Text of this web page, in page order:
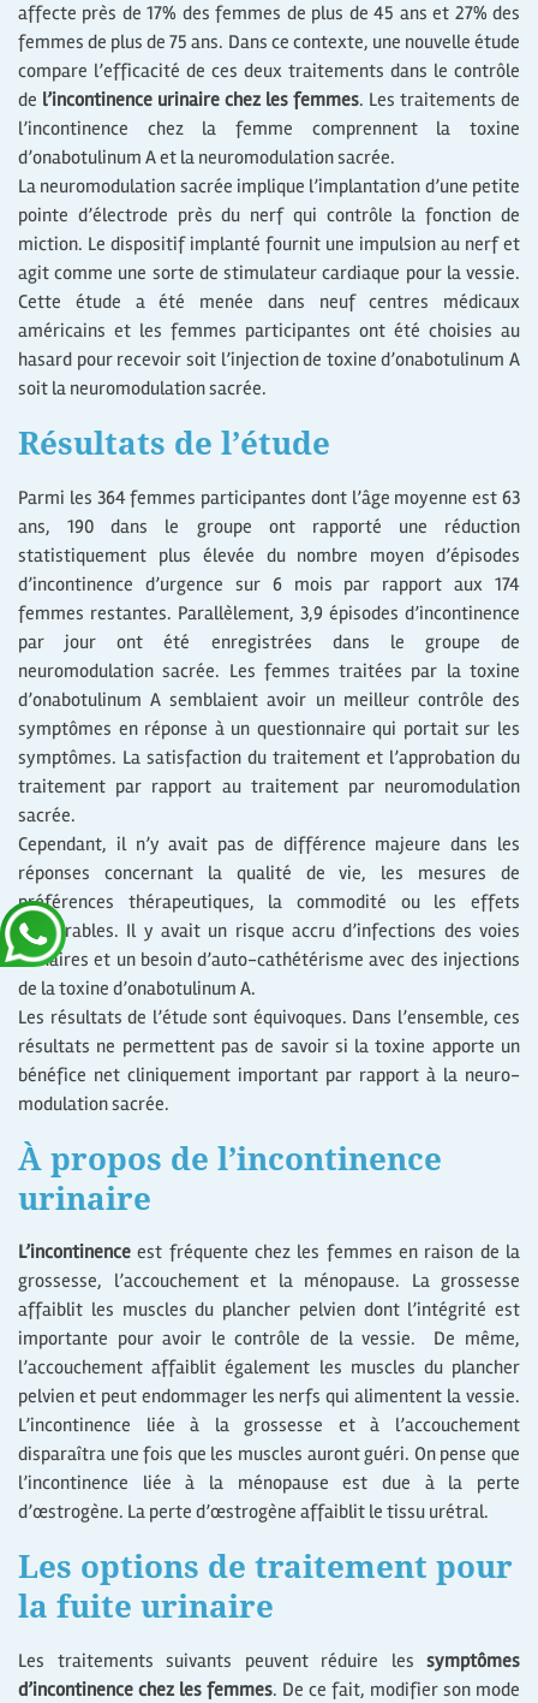
affecte près de 17% des femmes de plus de 45 ans et 27% des
femmes de plus de 75 ans. Dans ce contexte, une nouvelle étude
compare l’efficacité de ces deux traitements dans le contrôle
de l’incontinence urinaire chez les femmes. Les traitements de
l’incontinence chez la femme comprennent la toxine
d’onabotulinum A et la neuromodulation sacrée.
La neuromodulation sacrée implique l’implantation d’une petite
pointe d’électrode près du nerf qui contrôle la fonction de
miction. Le dispositif implanté fournit une impulsion au nerf et
agit comme une sorte de stimulateur cardiaque pour la vessie.
Cette étude a été menée dans neuf centres médicaux
américains et les femmes participantes ont été choisies au
hasard pour recevoir soit l’injection de toxine d’onabotulinum A
soit la neuromodulation sacrée.
Résultats de l’étude
Parmi les 364 femmes participantes dont l’âge moyenne est 63
ans, 190 dans le groupe ont rapporté une réduction
statistiquement plus élevée du nombre moyen d’épisodes
d’incontinence d’urgence sur 6 mois par rapport aux 174
femmes restantes. Parallèlement, 3,9 épisodes d’incontinence
par jour ont été enregistrées dans le groupe de
neuromodulation sacrée. Les femmes traitées par la toxine
d’onabotulinum A semblaient avoir un meilleur contrôle des
symptômes en réponse à un questionnaire qui portait sur les
symptômes. La satisfaction du traitement et l’approbation du
traitement par rapport au traitement par neuromodulation
sacrée.
Cependant, il n’y avait pas de différence majeure dans les
réponses concernant la qualité de vie, les mesures de
préférences thérapeutiques, la commodité ou les effets
indésirables. Il y avait un risque accru d’infections des voies
urinaires et un besoin d’auto-cathétérisme avec des injections
de la toxine d’onabotulinum A.
Les résultats de l’étude sont équivoques. Dans l’ensemble, ces
résultats ne permettent pas de savoir si la toxine apporte un
bénéfice net cliniquement important par rapport à la neuro-
modulation sacrée.
À propos de l’incontinence
urinaire
L’incontinence est fréquente chez les femmes en raison de la
grossesse, l’accouchement et la ménopause. La grossesse
affaiblit les muscles du plancher pelvien dont l’intégrité est
importante pour avoir le contrôle de la vessie. De même,
l’accouchement affaiblit également les muscles du plancher
pelvien et peut endommager les nerfs qui alimentent la vessie.
L’incontinence liée à la grossesse et à l’accouchement
disparaîtra une fois que les muscles auront guéri. On pense que
l’incontinence liée à la ménopause est due à la perte
d’œstrogène. La perte d’œstrogène affaiblit le tissu urétral.
Les options de traitement pour
la fuite urinaire
Les traitements suivants peuvent réduire les symptômes
d’incontinence chez les femmes. De ce fait, modifier son mode